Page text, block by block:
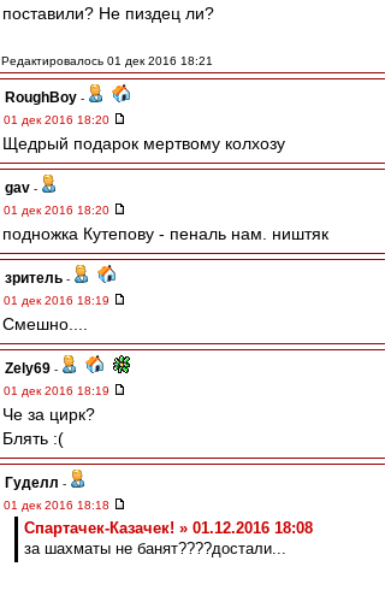
поставили? Не пиздец ли?
Редактировалось 01 дек 2016 18:21
RoughBoy -
01 дек 2016 18:20
Щедрый подарок мертвому колхозу
gav -
01 дек 2016 18:20
подножка Кутепову - пеналь нам. ништяк
зpитель -
01 дек 2016 18:19
Смешно....
Zely69 -
01 дек 2016 18:19
Че за цирк?
Блять :(
Гуделл -
01 дек 2016 18:18
Спартачек-Казачек! » 01.12.2016 18:08
за шахматы не банят????достали...